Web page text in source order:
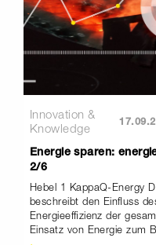
Innovation &
Knowledge
Energie sparen:
2/6
Hebel 1 KappaQ-Energy
beschreibt den Einfluss
Energieeffizienz der
Einsatz von Energie zum